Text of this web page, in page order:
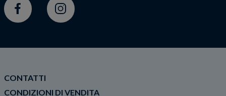
Facebook Instagram
CONTATTI
CONDIZIONI DI VENDITA